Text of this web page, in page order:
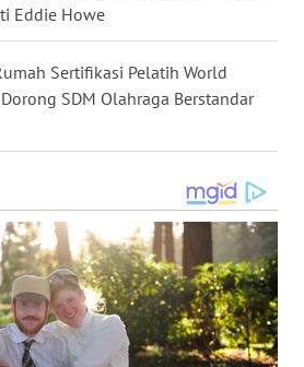
Eddie Howe
Sertifikasi Pelatih World
SDM Olahraga Berstandar